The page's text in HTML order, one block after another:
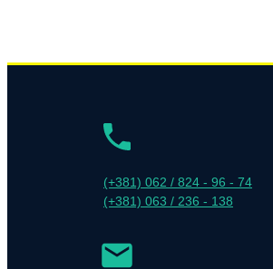
(+381) 062 / 824 - 96 - 74
(+381) 063 / 236 - 138